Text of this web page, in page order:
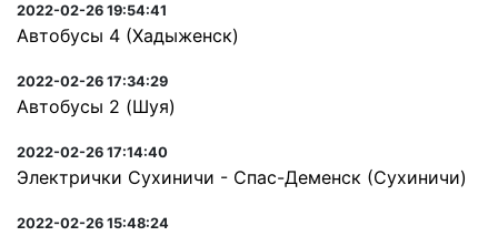
2022-02-26 19:54:41
Автобусы 4 (Хадыженск)
2022-02-26 17:34:29
Автобусы 2 (Шуя)
2022-02-26 17:14:40
Электрички Сухиничи - Спас-Деменск (Сухиничи)
2022-02-26 15:48:24